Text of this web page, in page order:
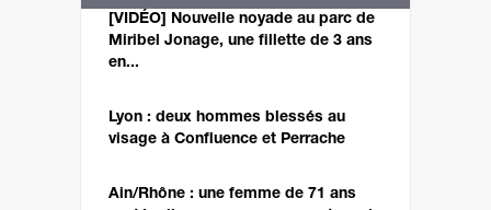
[VIDÉO] Nouvelle noyade au parc de
Miribel Jonage, une fillette de 3 ans
en...
Lyon : deux hommes blessés au
visage à Confluence et Perrache
Ain/Rhône : une femme de 71 ans